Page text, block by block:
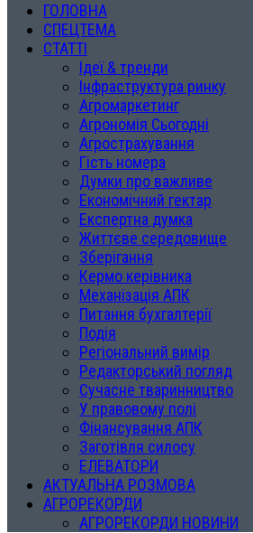
ГОЛОВНА
СПЕЦТЕМА
СТАТТІ
Ідеї & тренди
Інфраструктура ринку
Агромаркетинг
Агрономія Сьогодні
Агрострахування
Гість номера
Думки про важливе
Економічний гектар
Експертна думка
Життєве середовище
Зберігання
Кермо керівника
Механізація АПК
Питання бухгалтерії
Подія
Регіональний вимір
Редакторський погляд
Сучасне тваринництво
У правовому полі
Фінансування АПК
Заготівля силосу
ЕЛЕВАТОРИ
АКТУАЛЬНА РОЗМОВА
АГРОРЕКОРДИ
АГРОРЕКОРДИ НОВИНИ